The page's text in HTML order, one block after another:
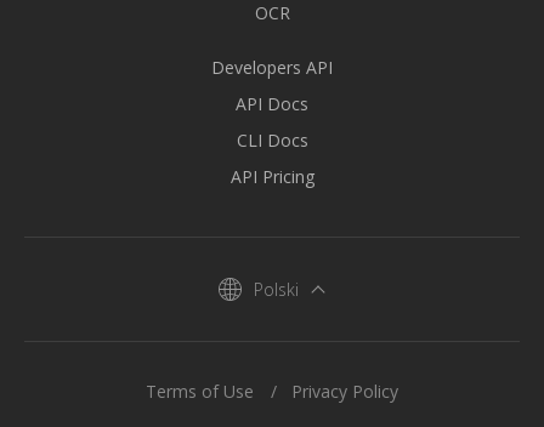
OCR
Developers API
API Docs
CLI Docs
API Pricing
Polski
Terms of Use Privacy Policy